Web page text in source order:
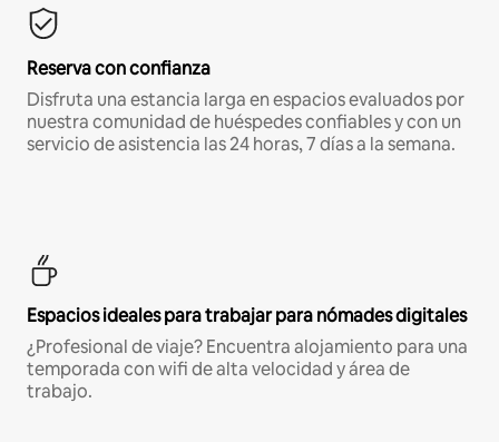
Reserva con confianza
Disfruta una estancia larga en espacios evaluados por
nuestra comunidad de huéspedes confiables y con un
servicio de asistencia las 24 horas, 7 días a la semana.
Espacios ideales para trabajar para nómades digitales
¿Profesional de viaje? Encuentra alojamiento para una
temporada con wifi de alta velocidad y área de
trabajo.